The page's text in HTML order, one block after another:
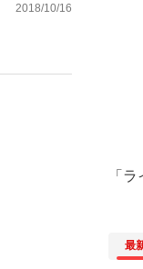
2018/10/16
「
最